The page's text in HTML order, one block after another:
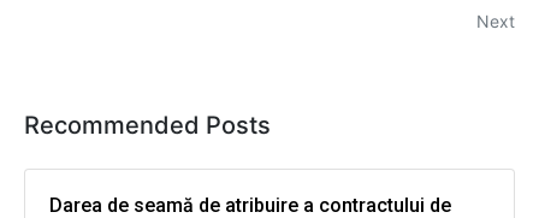
Next
Recommended Posts
Darea de seamă de atribuire a contractului de